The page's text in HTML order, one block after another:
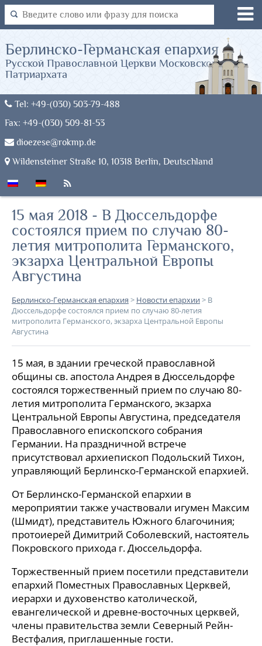
Tel: +49-(030) 503-79-488
Fax: +49-(030) 509-81-53
dioezese@rokmp.de
Wildensteiner Straße 10, 10318 Berlin, Deutschland
Берлинско-Германская епархия
Русской Православной Церкви Московского
Патриархата
15 мая 2018 - В Дюссельдорфе
состоялся прием по случаю 80-
летия митрополита Германского,
экзарха Центральной Европы
Августина
Берлинско-Германская епархия > Новости епархии> В
Дюссельдорфе состоялся прием по случаю 80-летия
митрополита Германского, экзарха Центральной Европы
Августина
15 мая, в здании греческой православной
общины св. апостола Андрея в Дюссельдорфе
состоялся торжественный прием по случаю 80-
летия митрополита Германского, экзарха
Центральной Европы Августина, председателя
Православного епископского собрания
Германии. На праздничной встрече
присутствовал архиепископ Подольский Тихон,
управляющий Берлинско-Германской епархией.
От Берлинско-Германской епархии в
мероприятии также участвовали игумен Максим
(Шмидт), представитель Южного благочиния;
протоиерей Димитрий Соболевский, настоятель
Покровского прихода г. Дюссельдорфа.
Торжественный прием посетили представители
епархий Поместных Православных Церквей,
иерархи и духовенство католической,
евангелической и древне-восточных церквей,
члены правительства земли Северный Рейн-
Вестфалия, приглашенные гости.